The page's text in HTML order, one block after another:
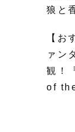
狼と
【お
ァン
観！
of